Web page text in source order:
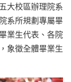
大校區辦理院系
系所規劃專屬畢
業生代表、各院
象徵全體畢業生